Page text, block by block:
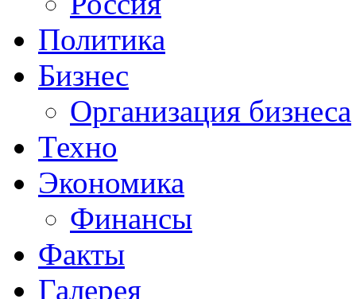
Политика
Бизнес
Организация бизнеса
Техно
Экономика
Финансы
Факты
Галерея